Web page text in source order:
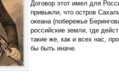
Договор этот имел для
привыкли, что остров
океана (побережье
российские земли, где
такие же, как и всех нас,
бы быть иначе.